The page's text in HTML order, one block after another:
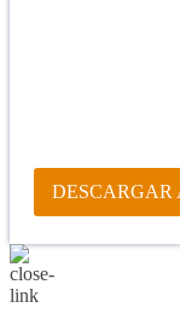
DESCARGAR